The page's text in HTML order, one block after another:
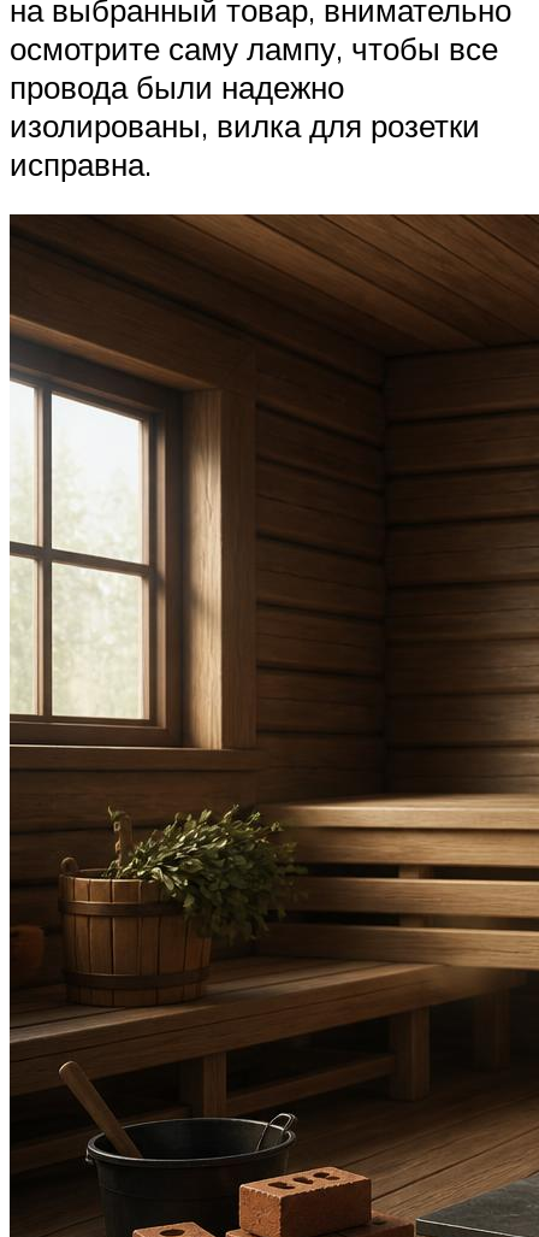
на выбранный товар, внимательно
осмотрите саму лампу, чтобы все
провода были надежно
изолированы, вилка для розетки
исправна.